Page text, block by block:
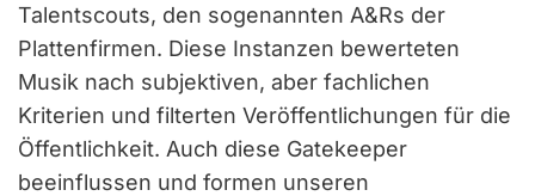
Talentscouts, den sogenannten A&Rs der
Plattenfirmen. Diese Instanzen bewerteten
Musik nach subjektiven, aber fachlichen
Kriterien und filterten Veröffentlichungen für die
Öffentlichkeit. Auch diese Gatekeeper
beeinflussen und formen unseren